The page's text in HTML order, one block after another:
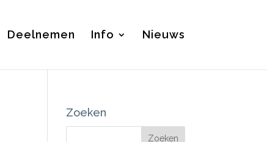
Deelnemen Info Nieuws
Zoeken